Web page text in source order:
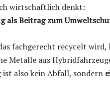
wirtschaftlich denkt:
als Beitrag zum
fachgerecht recycelt
Metalle aus
ist also kein Abfall, sondern